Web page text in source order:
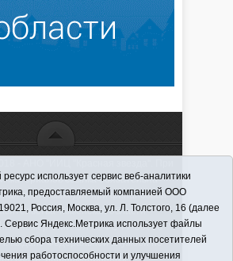
материалов ссылка обязательна
лента выходит при финансовой
Тюменской области
номер СМИ ЭЛ № ФС 77-66066
г. выдано Федеральной службой по
связи, информационных
использует сервис веб-аналитики
предоставляемый компанией ООО
Россия, Москва, ул. Л. Толстого, 16 (далее
Яндекс.Метрика использует файлы
сбора технических данных посетителей
работоспособности и улучшения